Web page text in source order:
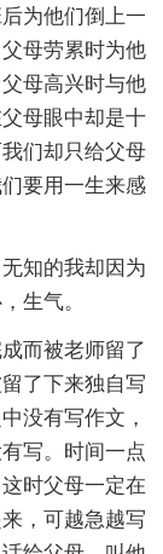
为他们倒上一
母劳累时为他
母高兴时与他
母眼中却是十
们却只给父母
要用一生来感
知的我却因为
生气。
而被老师留了
了下来独自写
没有写作文，
写。时间一点
时父母一定在
，可越急越写